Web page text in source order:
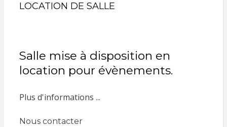
LOCATION DE SALLE
Salle mise à disposition en
location pour évènements.
Plus d'informations ...
Nous contacter